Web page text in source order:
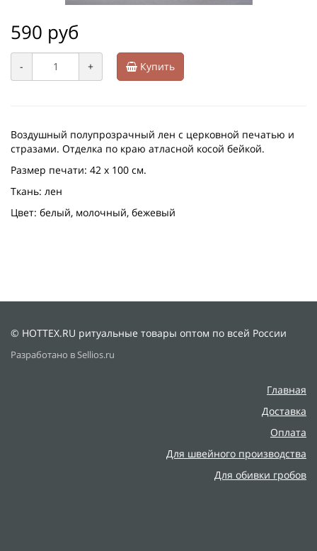
590 руб
- + Купить
Воздушный полупрозрачный лен с церковной печатью и
стразами. Отделка по краю атласной косой бейкой.
Размер печати: 42 х 100 см.
Ткань: лен
Цвет: белый, молочный, бежевый
© HOTTEX.RU ритуальные товары оптом по всей России
Разработано в Sellios.ru
Главная
Доставка
Оплата
Для швейного производства
Для обивки гробов